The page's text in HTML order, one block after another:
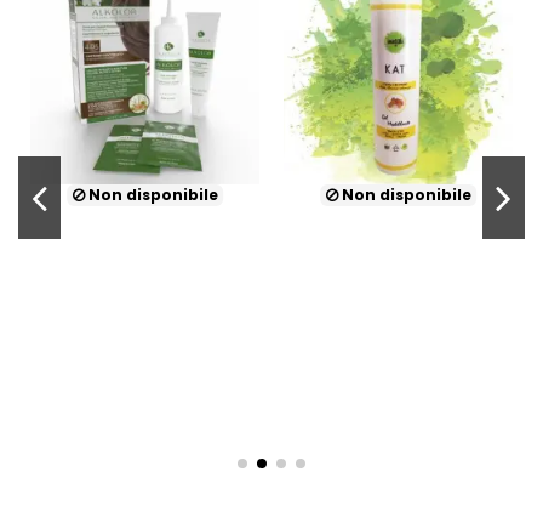
Non disponibile Non disponibile